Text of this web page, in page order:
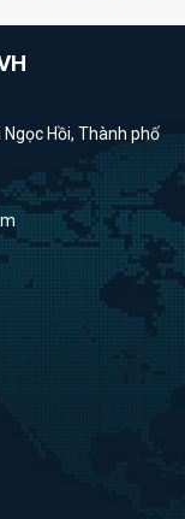
Hồi, Thành phố